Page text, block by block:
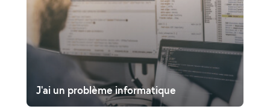
J'ai un problème informatique